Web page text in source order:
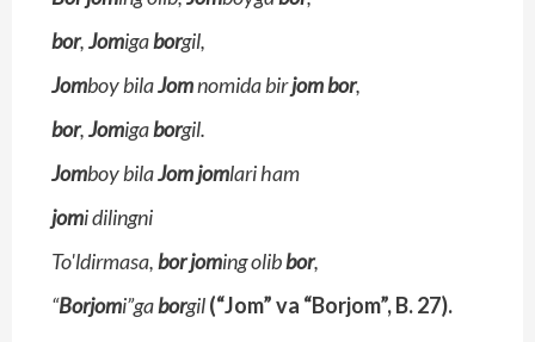
bor,Jomigaborgil,
Jomboy bilaJomnomida birjom bor,
bor,Jomigaborgil.
Jomboy bilaJom jomlari ham
jomi dilingni
To'ldirmasa,bor joming olibbor,
“Borjomi”gaborgil(“Jom” va “Borjom”, B. 27).